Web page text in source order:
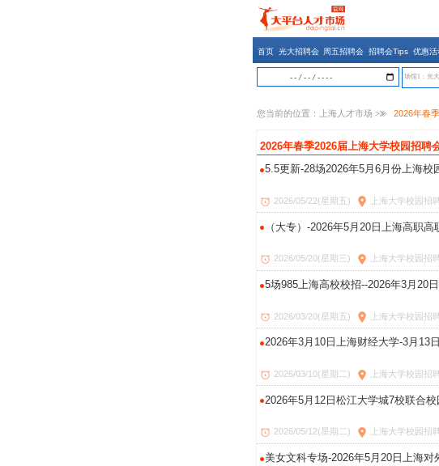
首页 光大招聘会 周五招聘会 招聘会Tips 优惠活
场馆1：光
您当前的位置： 上海人才市场 >> 2026年春
2026年春季2026届上海大学校园招聘
5.5更新-28场2026年5月6月份上海
2026/05/22(星期五) 上海大学校园招
（大专）-2026年5月20日上海高职
2026/05/20(星期三) 上海大学校园招
5场985上海高校校招--2026年3月20
2026/03/20(星期五) 上海大学校园招
2026年3月10日上海财经大学-3月13
2026/03/10(星期二) 上海大学校园招
2026年5月12日松江大学城7校联合
2026/05/12(星期二) 上海大学校园招
美女文科专场-2026年5月20日上海